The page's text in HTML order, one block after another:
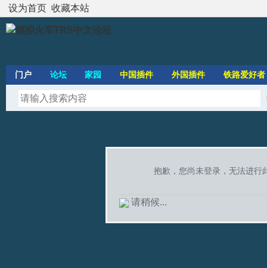
设为首页 收藏本站
门户 论坛 家园 中国插件 外国插件 铁路爱好者
抱歉，您尚未登录，无法进行
请稍候...